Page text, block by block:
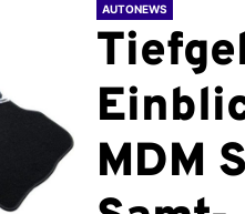
AUTONEWS
MDM